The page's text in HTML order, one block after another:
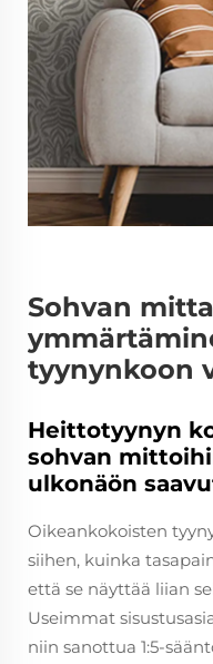
Sohvan
tyynynkoon
Heittotyynyn
sohvan
ulkonäön
Oikeankokoisten
siihen, kuinka
että se näyttää liian
Useimmat
niin sanottua 1:5-